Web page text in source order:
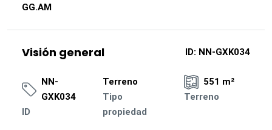
GG.AM
Visión general ID: NN-GXK034
NN-
GXK034
ID
Terreno
Tipo
propiedad
551 m²
Terreno